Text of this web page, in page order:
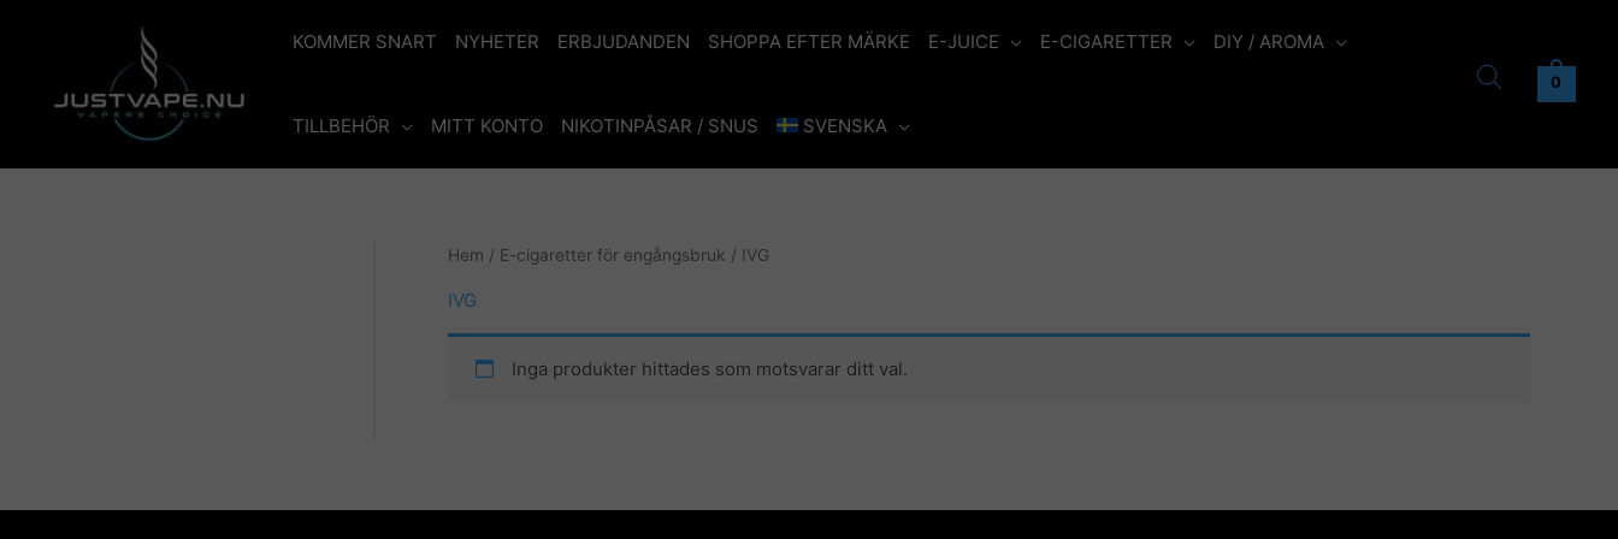
KOMMER SNART NYHETER ERBJUDANDEN SHOPPA EFTER MÄRKE E-JUICE E-CIGARETTER DIY / AROMA
TILLBEHÖR MITT KONTO NIKOTINPÅSAR / SNUS SVENSKA
0
Hem / E-cigaretter för engångsbruk / IVG
IVG
Inga produkter hittades som motsvarar ditt val.